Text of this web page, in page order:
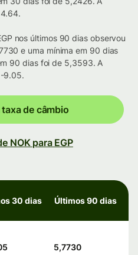
nos últimos 90 dias observou
e uma mínima em 90 dias
90 dias foi de 5,3593. A
9.05.
de câmbio
NOK para EGP
30 dias Últimos 90 dias
5,7730